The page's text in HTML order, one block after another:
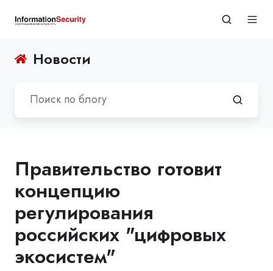
Новости
Правительство готовит
концепцию
регулирования
российских "цифровых
экосистем"